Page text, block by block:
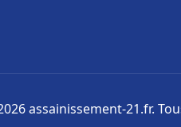
assainissement-21.fr.